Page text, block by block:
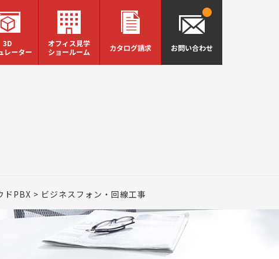
3D
レーター
オフィス見学
ショールーム
カタログ請求 お問い合わせ
ドPBX ビジネスフォン・回線工事